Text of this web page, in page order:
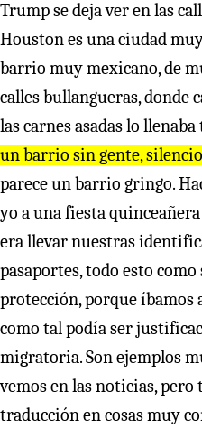
Trump se deja ver en las
Houston es una ciudad
barrio muy mexicano, de
calles bullangueras, donde
las carnes asadas lo llenaba
un barrio sin gente,
parece un barrio gringo.
yo a una fiesta
era llevar nuestras
pasaportes, todo esto
protección, porque íbamos
como tal podía ser
migratoria. Son ejemplos
vemos en las noticias, pero
traducción en cosas muy